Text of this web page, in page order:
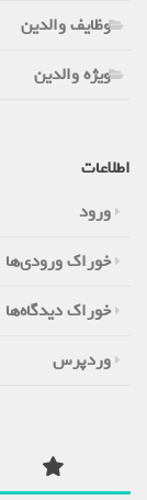
وظایف والدین
ویژه والدین
اطلاعات
ورود
خوراک ورودی‌ها
خوراک دیدگاه‌ها
وردپرس